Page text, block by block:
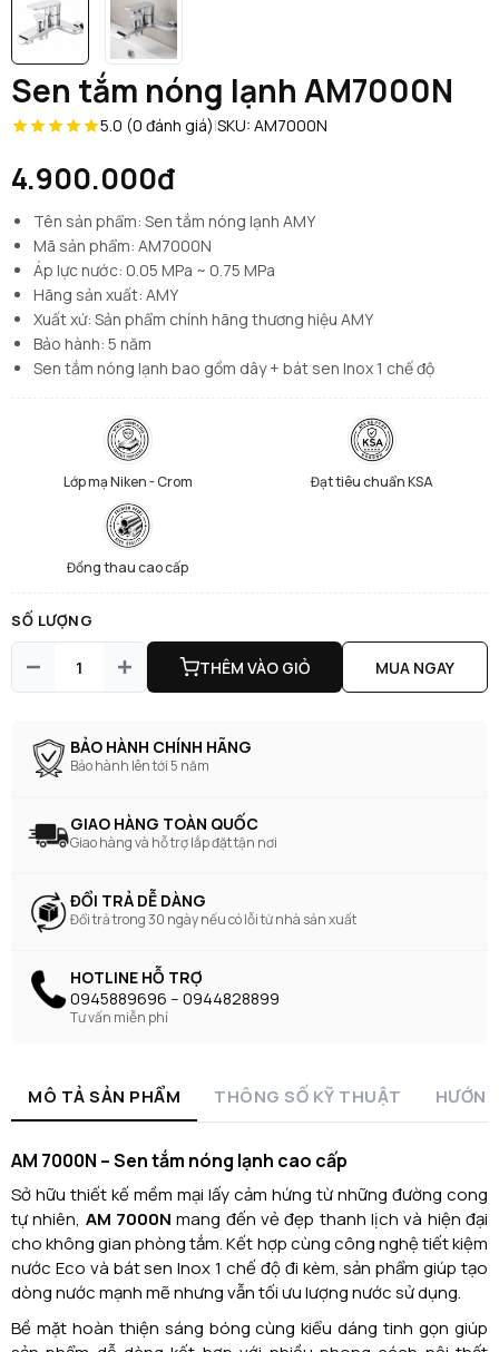
Sen tắm nóng lạnh AM7000N
5.0 (0 đánh giá)|SKU: AM7000N
4.900.000đ
Tên sản phẩm: Sen tắm nóng lạnh AMY
Mã sản phẩm: AM7000N
Áp lực nước: 0.05 MPa ~ 0.75 MPa
Hãng sản xuất: AMY
Xuất xứ: Sản phẩm chính hãng thương hiệu AMY
Bảo hành: 5 năm
Sen tắm nóng lạnh bao gồm dây + bát sen Inox 1 chế độ
Lớp mạ Niken - Crom Đạt tiêu chuẩn KSA
Đồng thau cao cấp
SỐ LƯỢNG
THÊM VÀO GIỎ MUA NGAY
BẢO HÀNH CHÍNH HÃNG
Bảo hành lên tới 5 năm
GIAO HÀNG TOÀN QUỐC
Giao hàng và hỗ trợ lắp đặt tận nơi
ĐỔI TRẢ DỄ DÀNG
Đổi trả trong 30 ngày nếu có lỗi từ nhà sản xuất
HOTLINE HỖ TRỢ
0945889696 -- 0944828899
Tư vấn miễn phí
MÔ TẢ SẢN PHẨM THÔNG SỐ KỸ THUẬT
AM 7000N – Sen tắm nóng lạnh cao cấp
Sở hữu thiết kế mềm mại lấy cảm hứng từ những đường cong
tự nhiên, AM 7000N mang đến vẻ đẹp thanh lịch và hiện đại
cho không gian phòng tắm. Kết hợp cùng công nghệ tiết kiệm
nước Eco và bát sen Inox 1 chế độ đi kèm, sản phẩm giúp tạo
dòng nước mạnh mẽ nhưng vẫn tối ưu lượng nước sử dụng.
Bề mặt hoàn thiện sáng bóng cùng kiểu dáng tinh gọn giúp